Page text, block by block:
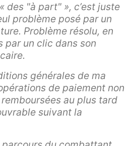
des "à part" », c’est juste
problème posé par un
Problème résolu, en
par un clic dans son
générales de ma
de paiement non
remboursées au plus tard
suivant la